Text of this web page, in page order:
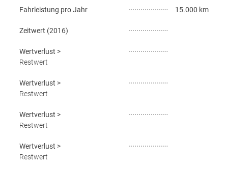
Fahrleistung pro Jahr 15.000 km
Zeitwert (2016)
Wertverlust >
Restwert
Wertverlust >
Restwert
Wertverlust >
Restwert
Wertverlust >
Restwert